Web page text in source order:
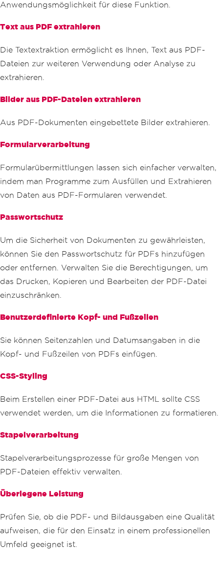
Anwendungsmöglichkeit für diese Funktion.
Text aus PDF extrahieren
Die Textextraktion ermöglicht es Ihnen, Text aus PDF-
Dateien zur weiteren Verwendung oder Analyse zu
extrahieren.
Bilder aus PDF-Dateien extrahieren
Aus PDF-Dokumenten eingebettete Bilder extrahieren.
Formularverarbeitung
Formularübermittlungen lassen sich einfacher verwalten,
indem man Programme zum Ausfüllen und Extrahieren
von Daten aus PDF-Formularen verwendet.
Passwortschutz
Um die Sicherheit von Dokumenten zu gewährleisten,
können Sie den Passwortschutz für PDFs hinzufügen
oder entfernen. Verwalten Sie die Berechtigungen, um
das Drucken, Kopieren und Bearbeiten der PDF-Datei
einzuschränken.
Benutzerdefinierte Kopf- und Fußzeilen
Sie können Seitenzahlen und Datumsangaben in die
Kopf- und Fußzeilen von PDFs einfügen.
CSS-Styling
Beim Erstellen einer PDF-Datei aus HTML sollte CSS
verwendet werden, um die Informationen zu formatieren.
Stapelverarbeitung
Stapelverarbeitungsprozesse für große Mengen von
PDF-Dateien effektiv verwalten.
Überlegene Leistung
Prüfen Sie, ob die PDF- und Bildausgaben eine Qualität
aufweisen, die für den Einsatz in einem professionellen
Umfeld geeignet ist.